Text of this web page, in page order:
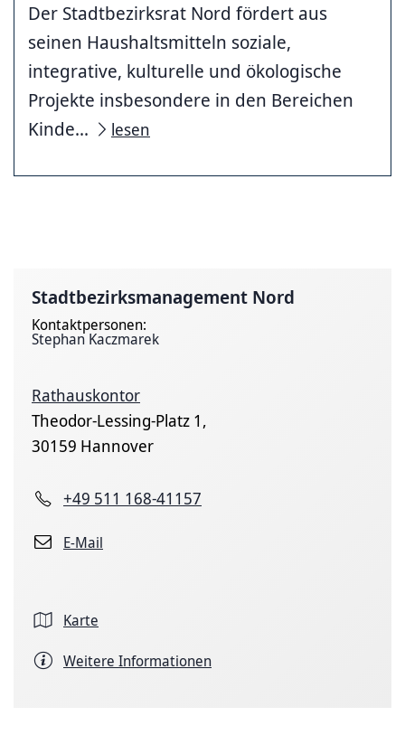
Der Stadtbezirksrat Nord fördert aus
seinen Haushaltsmitteln soziale,
integrative, kulturelle und ökologische
Projekte insbesondere in den Bereichen
Kinde...
lesen
Stadtbezirksmanagement Nord
Kontaktpersonen:
Stephan Kaczmarek
Rathauskontor
Theodor-Lessing-Platz 1,
30159 Hannover
+49 511 168-41157
E-Mail
Karte
Weitere Informationen